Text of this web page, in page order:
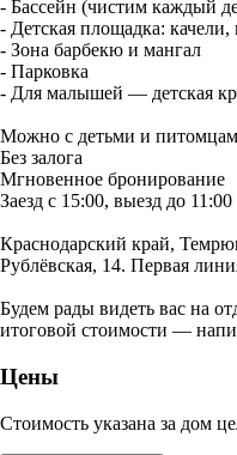
- Бассейн (чистим каждый
- Детская площадка: качели,
- Зона барбекю и мангал
- Парковка
- Для малышей — детская
Можно с детьми и
Без залога
Мгновенное бронирование
Заезд с 15:00, выезд до 11:00
Краснодарский край,
Рублёвская, 14. Первая
Будем рады видеть вас на
итоговой стоимости —
Цены
Стоимость указана за дом